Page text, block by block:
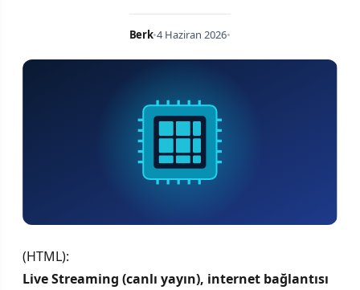
Berk•4 Haziran 2026•
(HTML):
Live Streaming (canlı yayın), internet bağlantısı